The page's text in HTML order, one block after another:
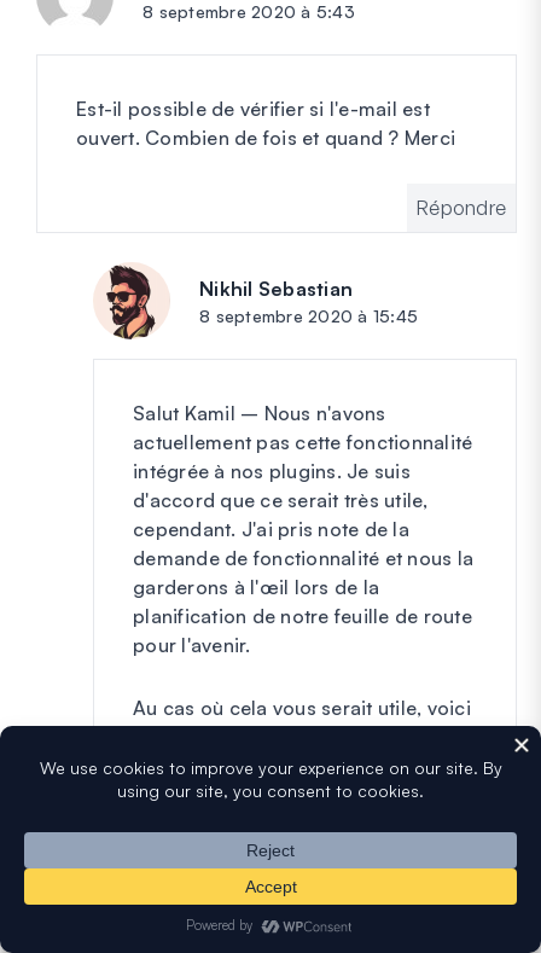
8 septembre 2020 à 5:43
Est-il possible de vérifier si l'e-mail est
ouvert. Combien de fois et quand ? Merci
Répondre
Nikhil Sebastian
8 septembre 2020 à 15:45
Salut Kamil – Nous n'avons
actuellement pas cette fonctionnalité
intégrée à nos plugins. Je suis
d'accord que ce serait très utile,
cependant. J'ai pris note de la
demande de fonctionnalité et nous la
garderons à l'œil lors de la
planification de notre feuille de route
pour l'avenir.
Au cas où cela vous serait utile, voici
des e-mails.
Passez une bonne journée 🙂
Répondre